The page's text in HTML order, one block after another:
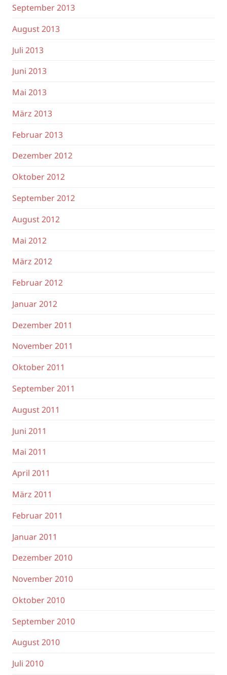
September 2013
August 2013
Juli 2013
Juni 2013
Mai 2013
März 2013
Februar 2013
Dezember 2012
Oktober 2012
September 2012
August 2012
Mai 2012
März 2012
Februar 2012
Januar 2012
Dezember 2011
November 2011
Oktober 2011
September 2011
August 2011
Juni 2011
Mai 2011
April 2011
März 2011
Februar 2011
Januar 2011
Dezember 2010
November 2010
Oktober 2010
September 2010
August 2010
Juli 2010